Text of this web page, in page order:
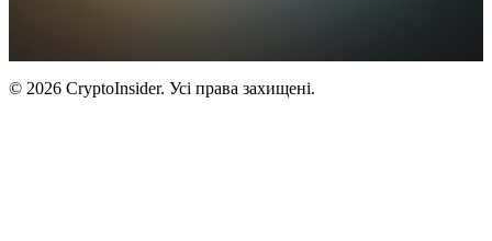
© 2026 CryptoInsider. Усі права захищені.